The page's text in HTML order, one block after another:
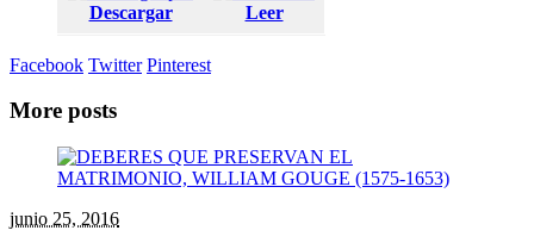
Descargar Leer
Facebook Twitter Pinterest
More posts
junio 25, 2016